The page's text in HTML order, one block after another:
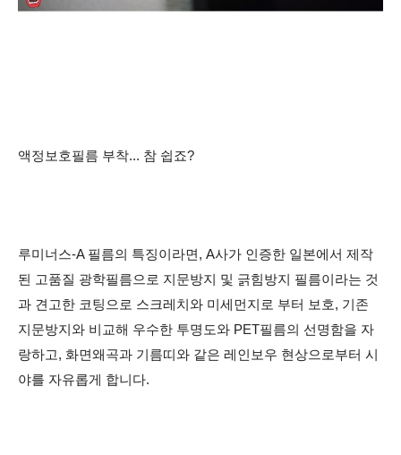
액정보호필름 부착... 참 쉽죠?
루미너스-A 필름의 특징이라면, A사가 인증한 일본에서 제작
된 고품질 광학필름으로 지문방지 및 긁힘방지 필름이라는 것
과 견고한 코팅으로 스크레치와 미세먼지로 부터 보호, 기존
지문방지와 비교해 우수한 투명도와 PET필름의 선명함을 자
랑하고, 화면왜곡과 기름띠와 같은 레인보우 현상으로부터 시
야를 자유롭게 합니다.